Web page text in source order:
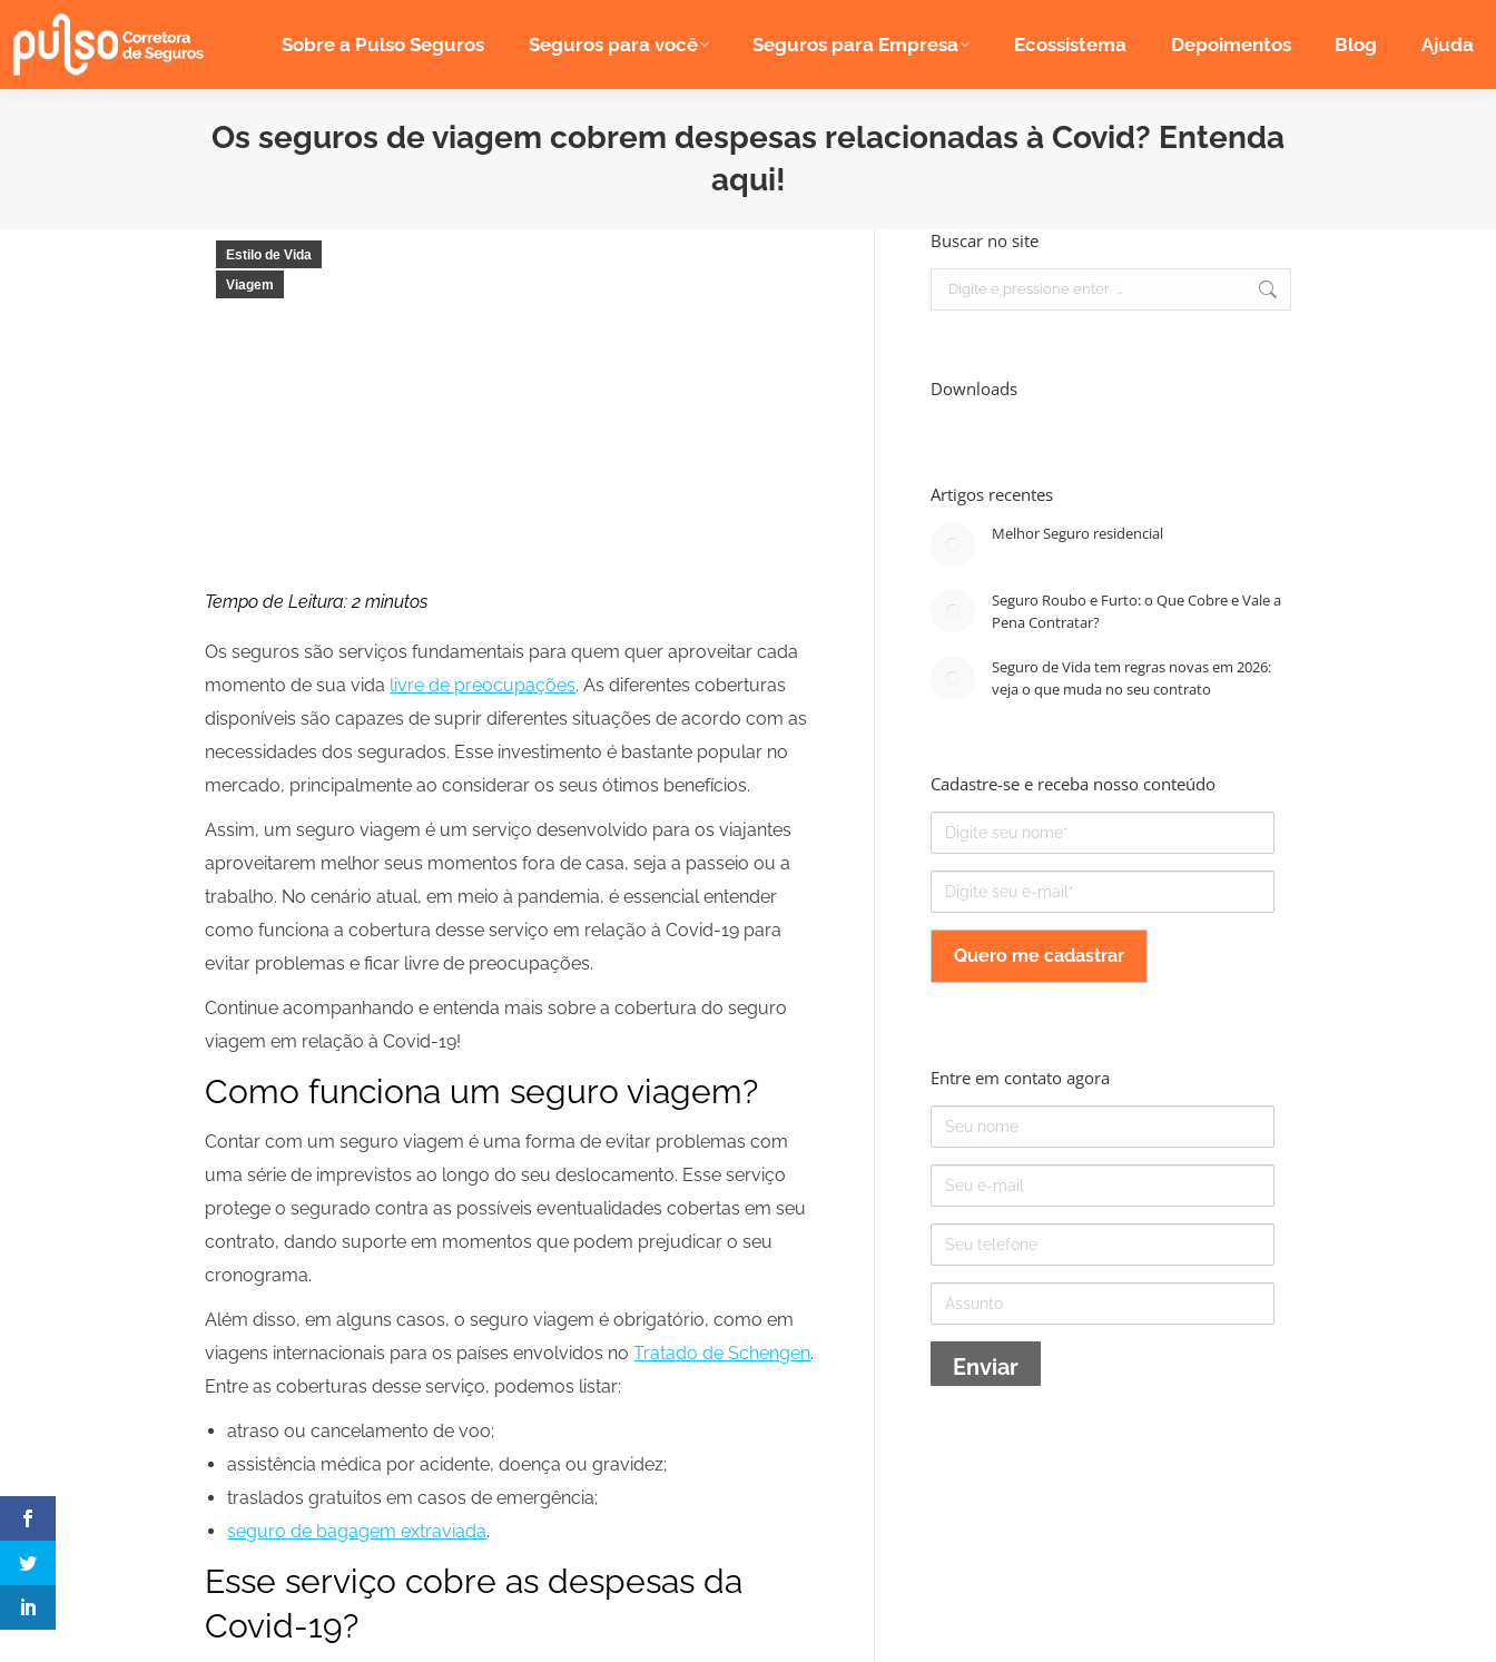
Sobre a Pulso Seguros Seguros para você Seguros para Empresa Ecossistema Depoimentos Blog Ajuda
Os seguros de viagem cobrem despesas relacionadas à Covid? Entenda
aqui!
Estilo de Vida
Viagem
Tempo de Leitura:2 minutos
Os seguros são serviços fundamentais para quem quer aproveitar cada
momento de sua vida livre de preocupações. As diferentes coberturas
disponíveis são capazes de suprir diferentes situações de acordo com as
necessidades dos segurados. Esse investimento é bastante popular no
mercado, principalmente ao considerar os seus ótimos benefícios.
Assim, um seguro viagem é um serviço desenvolvido para os viajantes
aproveitarem melhor seus momentos fora de casa, seja a passeio ou a
trabalho. No cenário atual, em meio à pandemia, é essencial entender
como funciona a cobertura desse serviço em relação à Covid-19 para
evitar problemas e ficar livre de preocupações.
Continue acompanhando e entenda mais sobre a cobertura do seguro
viagem em relação à Covid-19!
Como funciona um seguro viagem?
Contar com um seguro viagem é uma forma de evitar problemas com
uma série de imprevistos ao longo do seu deslocamento. Esse serviço
protege o segurado contra as possíveis eventualidades cobertas em seu
contrato, dando suporte em momentos que podem prejudicar o seu
cronograma.
Além disso, em alguns casos, o seguro viagem é obrigatório, como em
viagens internacionais para os países envolvidos noTratado de Schengen.
Entre as coberturas desse serviço, podemos listar:
atraso ou cancelamento de voo;
assistência médica por acidente, doença ou gravidez;
traslados gratuitos em casos de emergência;
seguro de bagagem extraviada.
Esse serviço cobre as despesas da
Covid-19?
Buscar no site
Search:
Downloads
Artigos recentes
Melhor Seguro residencial
Seguro Roubo e Furto: o Que Cobre e Vale a
Pena Contratar?
Seguro de Vida tem regras novas em 2026:
veja o que muda no seu contrato
Cadastre-se e receba nosso conteúdo
Nome
mail
Entre em contato agora
Nome
mail
Telefone
Assunto